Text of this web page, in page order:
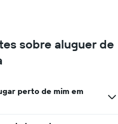
sobre aluguer de
perto de mim em